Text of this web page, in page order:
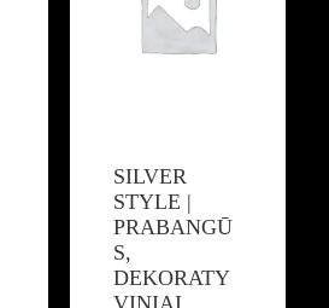
SILVER
STYLE |
PRABANGŪ
S,
DEKORATY
VINIAI